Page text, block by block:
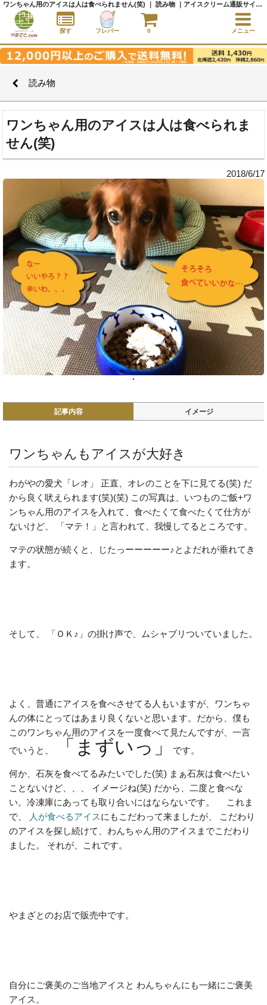
読み物
ワンちゃん用のアイスは人は食べられま
せん(笑)
2018/6/17
記事内容 イメージ
ワンちゃんもアイスが大好き
わがやの愛犬「レオ」 正直、オレのことを下に見てる(笑) だ
から良く吠えられます(笑)(笑) この写真は、いつものご飯+ワ
ンちゃん用のアイスを入れて、食べたくて食べたくて仕方が
ないけど、 「マテ！」と言われて、我慢してるところです。
マテの状態が続くと、じたっーーーーー♪とよだれが垂れてき
ます。
そして、 「ＯＫ♪」の掛け声で、ムシャブリついていました。
よく、普通にアイスを食べさせてる人もいますが、ワンちゃ
んの体にとってはあまり良くないと思います。だから、僕も
このワンちゃん用のアイスを一度食べて見たんですが、一言
でいうと、
「まずいっ」 です。
何か、石灰を食べてるみたいでした(笑) まぁ石灰は食べたい
ことないけど、、、 イメージね(笑) だから、二度と食べな
い。冷凍庫にあっても取り合いにはならないです。 これま
で、
人が食べるアイスにもこだわって来ましたが、 こだわり
のアイスを探し続けて、わんちゃん用のアイスまでこだわり
ました。 それが、これです。
やまざとのお店で販売中です。
自分にご褒美のご当地アイスと わんちゃんにも一緒にご褒美
アイス。
ワンちゃん用のアイスは人は食べられません(笑) ｜ 読み物 ｜アイスクリーム通販サイト｜アイスクリームギフト│全国にご当地アイスをお届け - やまざと.com
探す フレバー 0 メニュー